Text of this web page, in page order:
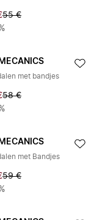
55 €
met bandjes
58 €
met Bandjes
59 €